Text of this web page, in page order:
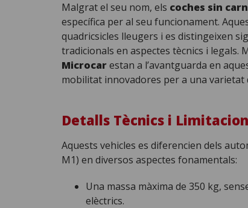
Malgrat el seu nom, els coches sin
específica per al seu funcionament.
quadricsicles lleugers i es distingeixen
tradicionals en aspectes tècnics i legals.
Microcarestan a l’avantguarda en
mobilitat innovadores per a una varietat
Detalls Tècnics i
Aquests vehicles es diferencien dels
M1) en diversos aspectes fonamentals:
Una massa màxima de 350 kg,
elèctrics.